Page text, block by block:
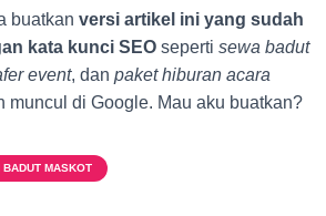
buatkan versi artikel ini yang sudah
kata kunci SEO seperti sewa badut
event, dan paket hiburan acara
muncul di Google. Mau aku buatkan?
BADUT MASKOT